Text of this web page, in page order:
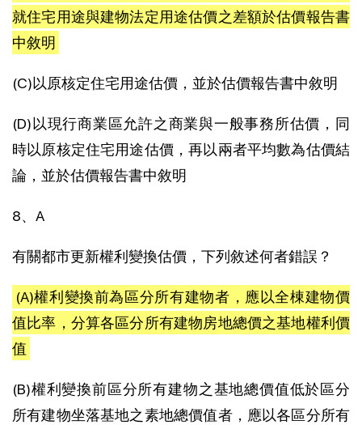
就住宅用途與建物法定用途估價之差額於估價報告書
中敘明
(C)以原核定住宅用途估價，並於估價報告書中敘明
(D)以現行商業區允許之商業與一般事務所估價，同
時以原核定住宅用途估價，再以兩者平均數為估價結
論，並於估價報告書中敘明
8、A
有關都市更新權利變換估價，下列敘述何者錯誤？
(A)權利變換前為區分所有建物者，應以全棟建物價
值比率，分算各區分所有建物房地總價之基地權利價
值
(B)權利變換前區分所有建物之基地總價值低於區分
所有建物坐落基地之素地總價值者，應以各區分所有